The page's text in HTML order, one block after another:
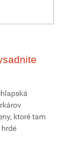
ktoré tam